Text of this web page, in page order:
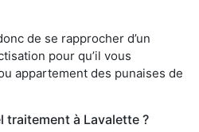
de se rapprocher d’un
pour qu’il vous
appartement des punaises de
traitement à Lavalette ?